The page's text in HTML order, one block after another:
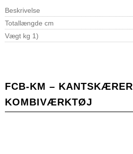
Beskrivelse
Totallængde cm
Vægt kg 1)
FCB-KM – KANTSKÆRER
KOMBIVÆRKTØJ